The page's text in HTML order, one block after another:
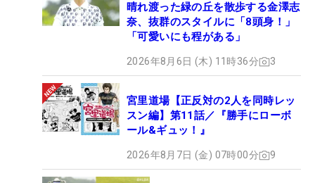
晴れ渡った緑の丘を散歩する金澤志
奈、抜群のスタイルに「8頭身！」
「可愛いにも程がある」
2026年8月6日 (木) 11時36分 3
宮里道場【正反対の2人を同時レッ
スン編】第11話／『勝手にローボ
ール&ギュッ！』
2026年8月7日 (金) 07時00分 9